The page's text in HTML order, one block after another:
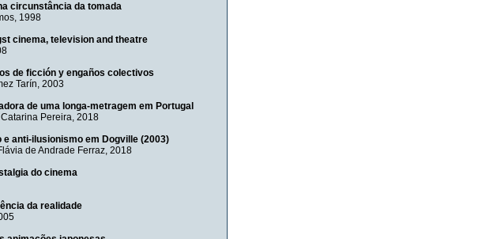
circunstância da tomada
, 1998
cinema, television and theatre
de ficción y engaños colectivos
Tarín, 2003
de uma longa-metragem em Portugal
Pereira, 2018
anti-ilusionismo em Dogville (2003)
de Andrade Ferraz, 2018
do cinema
da realidade